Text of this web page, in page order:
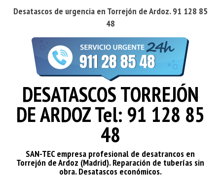
Desatascos de urgencia en Torrejón de Ardoz. 91 128 85
48
DESATASCOS TORREJÓN
DE ARDOZ Tel: 91 128 85
48
SAN-TEC empresa profesional de desatrancos en
Torrejón de Ardoz (Madrid). Reparación de tuberías sin
obra. Desatascos económicos.